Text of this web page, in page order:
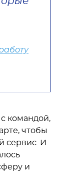
командой,
чтобы
сервис. И
и